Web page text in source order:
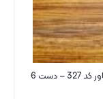
چاقو سرو ساور کد 327 – دست 6